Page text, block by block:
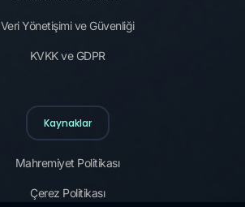
Veri Yönetişimi ve Güvenliği
KVKK ve GDPR
Kaynaklar
Mahremiyet Politikası
Çerez Politikası